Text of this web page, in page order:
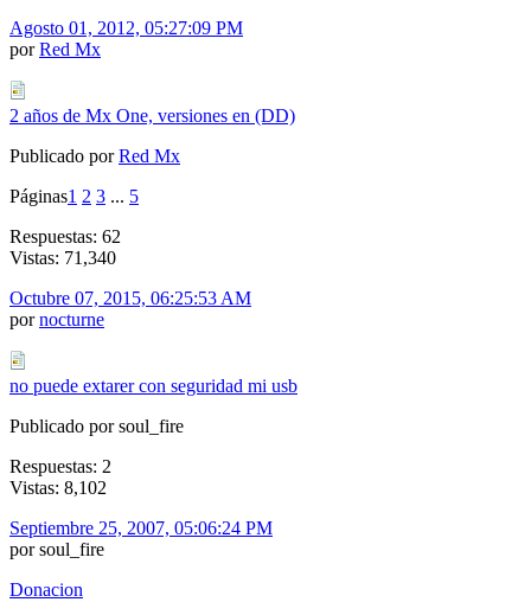
Agosto 01, 2012, 05:27:09 PM
porRed Mx
2 años de Mx One, versiones en (DD)
Publicado porRed Mx
Páginas1 2 3 ... 5
Respuestas: 62
Vistas: 71,340
Octubre 07, 2015, 06:25:53 AM
pornocturne
no puede extarer con seguridad mi usb
Publicado por soul_fire
Respuestas: 2
Vistas: 8,102
Septiembre 25, 2007, 05:06:24 PM
por soul_fire
Donacion